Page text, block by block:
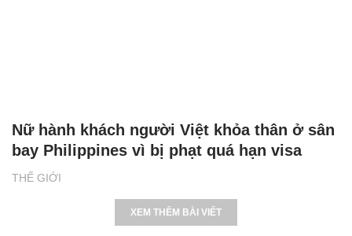
THẾ GIỚI
Nữ hành khách người Việt khỏa thân ở sân
bay Philippines vì bị phạt quá hạn visa
XEM THÊM BÀI VIẾT